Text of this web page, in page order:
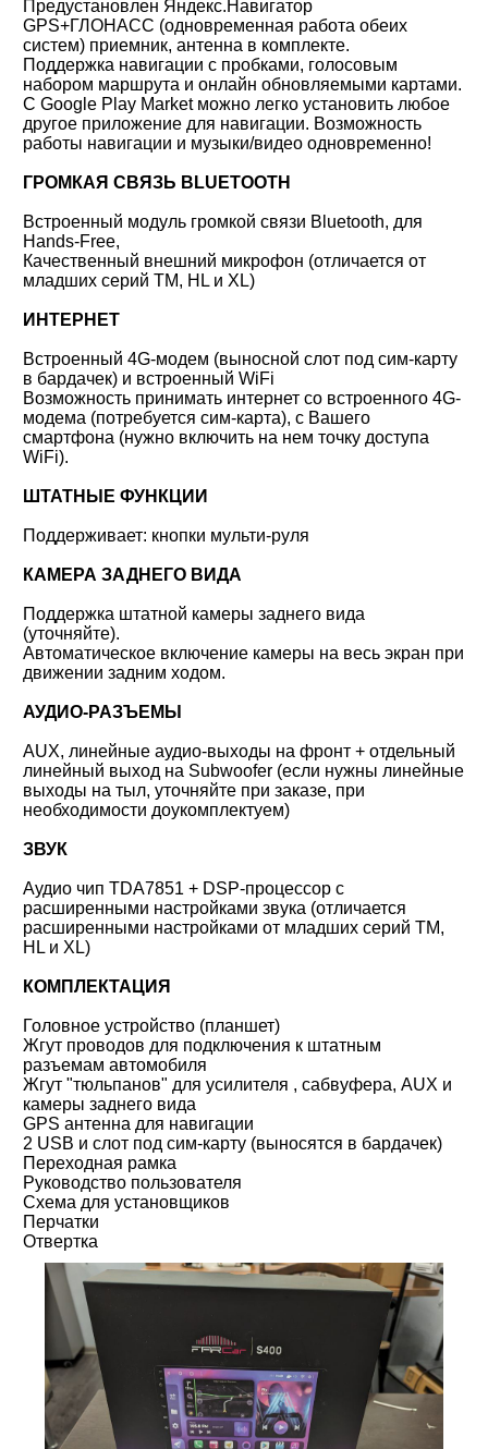
Предустановлен Яндекс.Навигатор
GPS+ГЛОНАСС (одновременная работа обеих
систем) приемник, антенна в комплекте.
Поддержка навигации с пробками, голосовым
набором маршрута и онлайн обновляемыми картами.
С Google Play Market можно легко установить любое
другое приложение для навигации. Возможность
работы навигации и музыки/видео одновременно!
ГРОМКАЯ СВЯЗЬ BLUETOOTH
Встроенный модуль громкой связи Bluetooth, для
Hands-Free,
Качественный внешний микрофон (отличается от
младших серий TM, HL и XL)
ИНТЕРНЕТ
Встроенный 4G-модем (выносной слот под сим-карту
в бардачек) и встроенный WiFi
Возможность принимать интернет со встроенного 4G-
модема (потребуется сим-карта), с Вашего
смартфона (нужно включить на нем точку доступа
WiFi).
ШТАТНЫЕ ФУНКЦИИ
Поддерживает: кнопки мульти-руля
КАМЕРА ЗАДНЕГО ВИДА
Поддержка штатной камеры заднего вида
(уточняйте).
Автоматическое включение камеры на весь экран при
движении задним ходом.
АУДИО-РАЗЪЕМЫ
AUX, линейные аудио-выходы на фронт + отдельный
линейный выход на Subwoofer (если нужны линейные
выходы на тыл, уточняйте при заказе, при
необходимости доукомплектуем)
ЗВУК
Аудио чип TDA7851 + DSP-процессор с
расширенными настройками звука (отличается
расширенными настройками от младших серий TM,
HL и XL)
КОМПЛЕКТАЦИЯ
Головное устройство (планшет)
Жгут проводов для подключения к штатным
разъемам автомобиля
Жгут "тюльпанов" для усилителя , сабвуфера, AUX и
камеры заднего вида
GPS антенна для навигации
2 USB и слот под сим-карту (выносятся в бардачек)
Переходная рамка
Руководство пользователя
Схема для установщиков
Перчатки
Отвертка